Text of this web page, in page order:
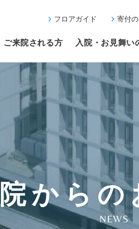
フロアガイド 寄付
ご来院される方 入院・お見舞い
から
NEWS